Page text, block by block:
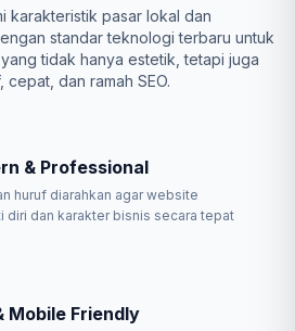
karakteristik pasar lokal dan
standar teknologi terbaru untuk
tidak hanya estetik, tetapi juga
cepat, dan ramah SEO.
& Professional
huruf diarahkan agar website
diri dan karakter bisnis secara tepat
Mobile Friendly